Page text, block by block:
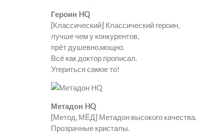
Героин HQ
[Классический] Классический героин,
лучше чем у конкурентов,
прёт душевно,мощно.
Всё как доктор прописал.
Угериться самое то!
Метадон HQ
[Метод, МЁД] Метадон высокого качества.
Прозрачные кристалы.